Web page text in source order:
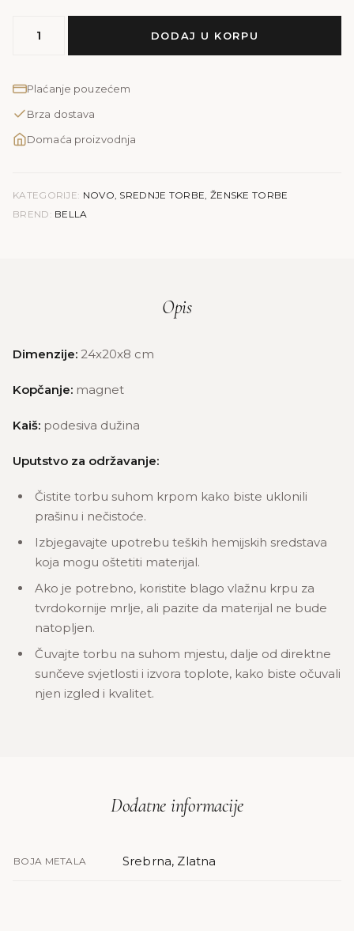
BELLA
print
DODAJ U KORPU
Plaćanje pouzećem
Brza dostava
Domaća proizvodnja
KATEGORIJE: NOVO, SREDNJE TORBE, ŽENSKE TORBE
BREND: BELLA
Opis
Dimenzije: 24x20x8 cm
Kopčanje: magnet
Kaiš: podesiva dužina
Uputstvo za održavanje:
Čistite torbu suhom krpom kako biste uklonili
prašinu i nečistoće.
Izbjegavajte upotrebu teških hemijskih sredstava
koja mogu oštetiti materijal.
Ako je potrebno, koristite blago vlažnu krpu za
tvrdokornije mrlje, ali pazite da materijal ne bude
natopljen.
Čuvajte torbu na suhom mjestu, dalje od direktne
sunčeve svjetlosti i izvora toplote, kako biste očuvali
njen izgled i kvalitet.
Dodatne informacije
BOJA METALA Srebrna, Zlatna